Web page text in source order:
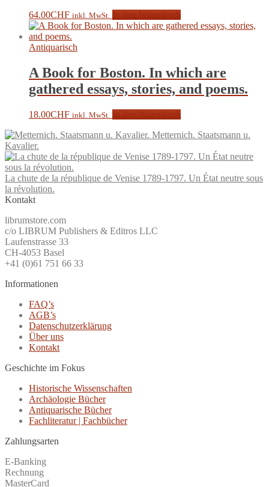
64.00CHF inkl. MwSt.
Antiquarisch
A Book for Boston. In which are
gathered essays, stories, and poems.
18.00CHF inkl. MwSt.
Metternich. Staatsmann u.
Kavalier.
La chute de la république de Venise 1789-1797. Un État neutre sous
la révolution.
Kontakt
librumstore.com
c/o LIBRUM Publishers & Editros LLC
Laufenstrasse 33
CH-4053 Basel
+41 (0)61 751 66 33
Informationen
FAQ’s
AGB’s
Datenschutzerklärung
Über uns
Kontakt
Geschichte im Fokus
Historische Wissenschaften
Archäologie Bücher
Antiquarische Bücher
Fachliteratur | Fachbücher
Zahlungsarten
E-Banking
Rechnung
MasterCard